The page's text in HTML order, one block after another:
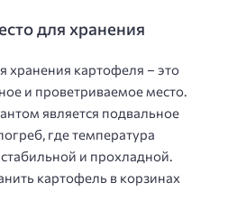
для хранения
хранения картофеля – это
и проветриваемое место.
является подвальное
где температура
и прохладной.
картофель в корзинах